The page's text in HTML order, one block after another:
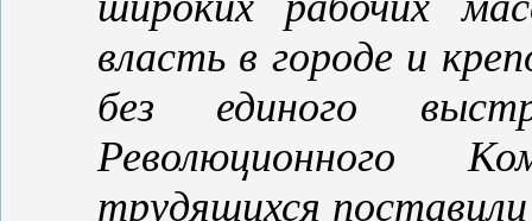
власть в городе и
без единого
Революционного
трудящихся